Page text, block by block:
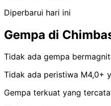
Diperbarui hari ini
Gempa di
Tidak ada gempa
Tidak ada peristiwa M4,0+
Gempa terkuat yang